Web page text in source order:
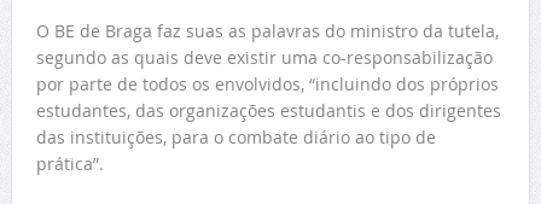
O BE de Braga faz suas as palavras do ministro da tutela,
segundo as quais deve existir uma co-responsabilização
por parte de todos os envolvidos, “incluindo dos próprios
estudantes, das organizações estudantis e dos dirigentes
das instituições, para o combate diário ao tipo de
prática”.